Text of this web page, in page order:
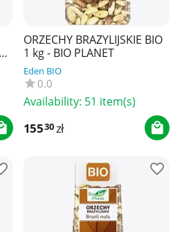
ORZECHY BRAZYLIJSKIE BIO
1 kg - BIO PLANET
Eden BIO
0.0
Availability: 51 item(s)
15530 zł